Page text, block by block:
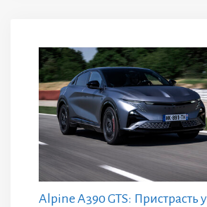
Alpine A390 GTS: Пристрасть